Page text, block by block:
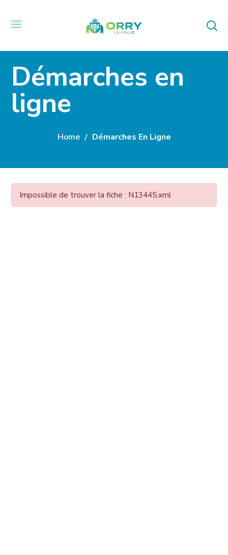
Démarches en
ligne
Home Démarches En Ligne
Impossible de trouver la fiche : N13445.xml